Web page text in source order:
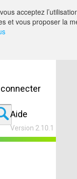
Aide
Version 2.10.1
acceptez
et vous proposer la